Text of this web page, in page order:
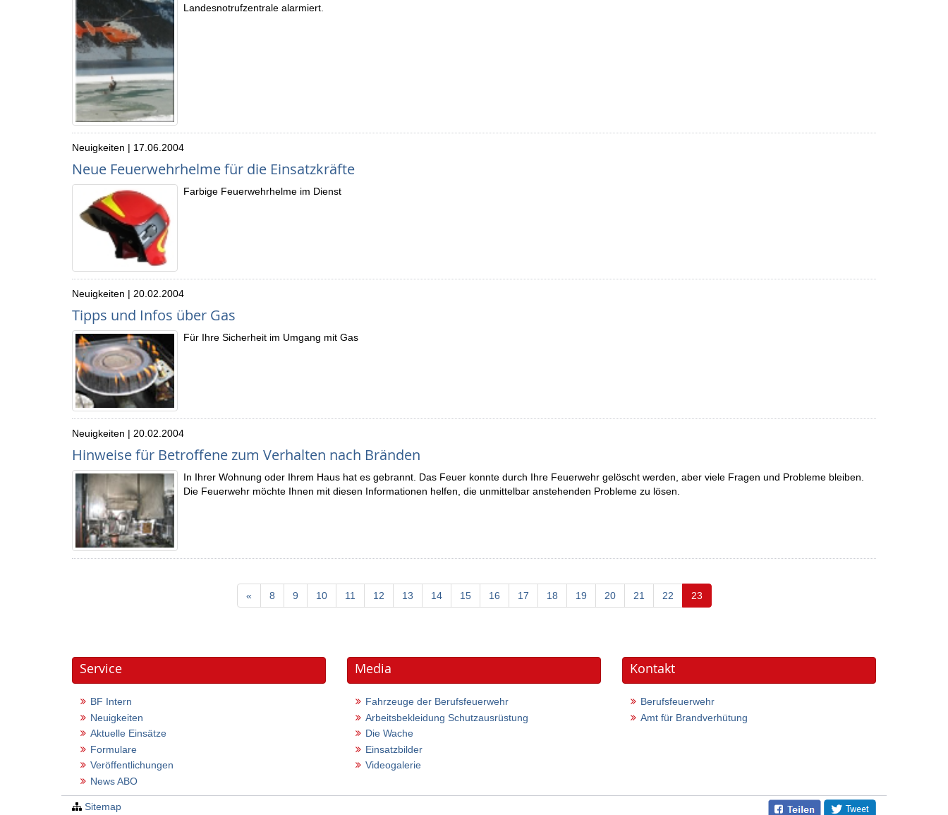
Landesnotrufzentrale alarmiert.
Neuigkeiten | 17.06.2004
Neue Feuerwehrhelme für die Einsatzkräfte
Farbige Feuerwehrhelme im Dienst
Neuigkeiten | 20.02.2004
Tipps und Infos über Gas
Für Ihre Sicherheit im Umgang mit Gas
Neuigkeiten | 20.02.2004
Hinweise für Betroffene zum Verhalten nach Bränden
In Ihrer Wohnung oder Ihrem Haus hat es gebrannt. Das Feuer konnte durch Ihre Feuerwehr gelöscht werden, aber viele Fragen und Probleme bleiben.
Die Feuerwehr möchte Ihnen mit diesen Informationen helfen, die unmittelbar anstehenden Probleme zu lösen.
« 8 9 10 11 12 13 14 15 16 17 18 19 20 21 22 23(current)
Service
BF Intern
Neuigkeiten
Aktuelle Einsätze
Formulare
Veröffentlichungen
News ABO
Media
Fahrzeuge der Berufsfeuerwehr
Arbeitsbekleidung Schutzausrüstung
Die Wache
Einsatzbilder
Videogalerie
Kontakt
Berufsfeuerwehr
Amt für Brandverhütung
Sitemap